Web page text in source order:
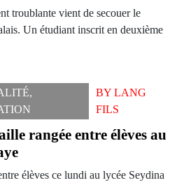
troublante vient de secouer le
Un étudiant inscrit en deuxième
,
BYLANG
FILS
rangée entre élèves au
élèves ce lundi au lycée Seydina